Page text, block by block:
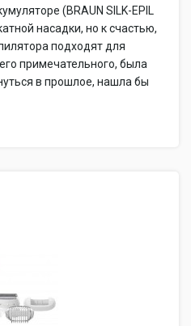
(BRAUN SILK-EPIL
насадки, но к счастью,
подходят для
примечательного, была
в прошлое, нашла бы